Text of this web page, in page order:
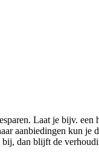
Laat je bijv. een
aanbiedingen kun je
dan blijft de